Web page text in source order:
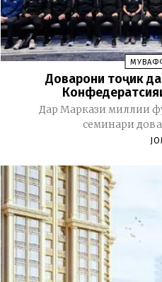
Доварони тоҷик
Дар Маркази миллии
семинари